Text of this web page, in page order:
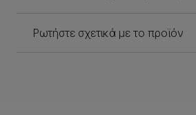
Ρωτήστε σχετικά με το προϊόν